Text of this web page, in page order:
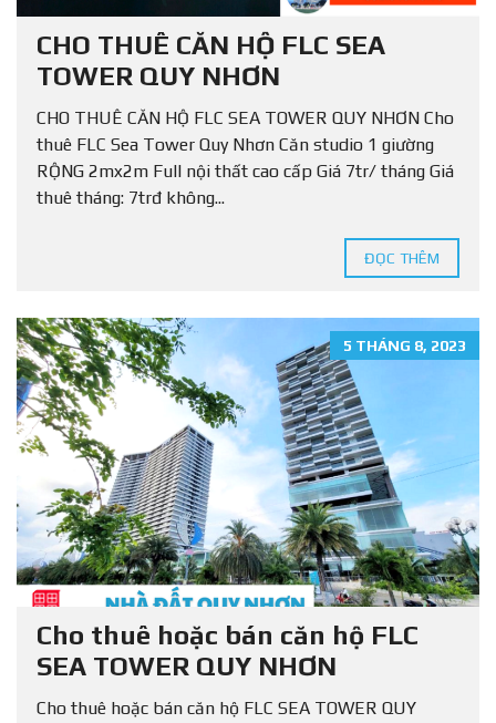
CHO THUÊ CĂN HỘ FLC SEA
TOWER QUY NHƠN
CHO THUÊ CĂN HỘ FLC SEA TOWER QUY NHƠN Cho
thuê FLC Sea Tower Quy Nhơn Căn studio 1 giường
RỘNG 2mx2m Full nội thất cao cấp Giá 7tr/ tháng Giá
thuê tháng: 7trđ không...
ĐỌC THÊM
5 THÁNG 8, 2023
Cho thuê hoặc bán căn hộ FLC
SEA TOWER QUY NHƠN
Cho thuê hoặc bán căn hộ FLC SEA TOWER QUY